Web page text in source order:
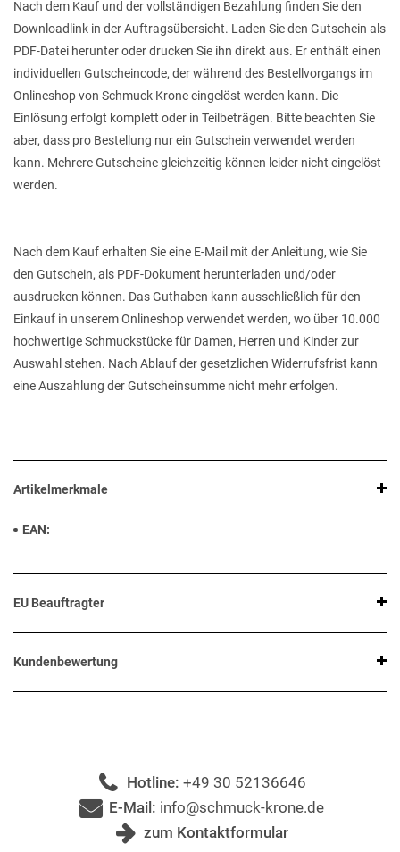
Nach dem Kauf und der vollständigen Bezahlung finden Sie den
Downloadlink in der Auftragsübersicht. Laden Sie den Gutschein als
PDF-Datei herunter oder drucken Sie ihn direkt aus. Er enthält einen
individuellen Gutscheincode, der während des Bestellvorgangs im
Onlineshop von Schmuck Krone eingelöst werden kann. Die
Einlösung erfolgt komplett oder in Teilbeträgen. Bitte beachten Sie
aber, dass pro Bestellung nur ein Gutschein verwendet werden
kann. Mehrere Gutscheine gleichzeitig können leider nicht eingelöst
werden.
Nach dem Kauf erhalten Sie eine E-Mail mit der Anleitung, wie Sie
den Gutschein, als PDF-Dokument herunterladen und/oder
ausdrucken können. Das Guthaben kann ausschließlich für den
Einkauf in unserem Onlineshop verwendet werden, wo über 10.000
hochwertige Schmuckstücke für Damen, Herren und Kinder zur
Auswahl stehen. Nach Ablauf der gesetzlichen Widerrufsfrist kann
eine Auszahlung der Gutscheinsumme nicht mehr erfolgen.
Artikelmerkmale
EAN
EU Beauftragter
Kundenbewertung
Hotline: +49 30 52136646
E-Mail: info@schmuck-krone.de
zum Kontaktformular